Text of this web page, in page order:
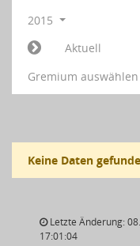
2015
Aktuell
Gremium auswählen
Keine Daten
Letzte Änderung:
17:01:04